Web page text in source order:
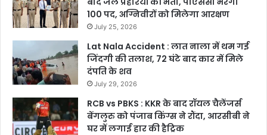
100 पद, अग्निवीरों को मिलेगा आरक्षण
July 25, 2026
Lat Nala Accident : लात नाला में थम गई
जिंदगी की तलाश, 72 घंटे बाद कार में मिले
दंपति के शव
July 29, 2026
RCB vs PBKS : KKR के बाद रॉयल चैलेंजर्स
बेंगलुरु को पंजाब किंग्स ने रौंदा, आरसीबी ने
घर में लगाई हार की हैट्रिक